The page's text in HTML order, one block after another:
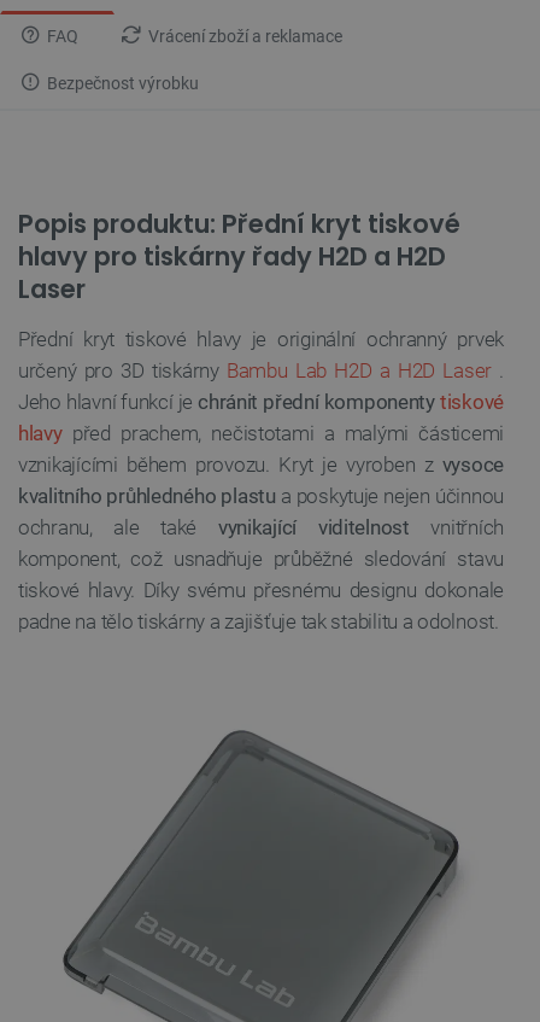
FAQ Vrácení zboží a reklamace
Bezpečnost výrobku
Popis produktu: Přední kryt tiskové
hlavy pro tiskárny řady H2D a H2D
Laser
Přední kryt tiskové hlavy je originální ochranný prvek
určený pro 3D tiskárny Bambu Lab H2D a H2D Laser.
Jeho hlavní funkcí je chránit přední komponenty tiskové
hlavypřed prachem, nečistotami a malými částicemi
vznikajícími během provozu. Kryt je vyroben z vysoce
kvalitního průhledného plastu a poskytuje nejen účinnou
ochranu, ale také vynikající viditelnost vnitřních
komponent, což usnadňuje průběžné sledování stavu
tiskové hlavy. Díky svému přesnému designu dokonale
padne na tělo tiskárny a zajišťuje tak stabilitu a odolnost.